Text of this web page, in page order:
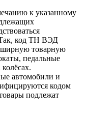
к указанному
код ТН ВЭД
товарную
педальные
автомобили и
кодом
подлежат